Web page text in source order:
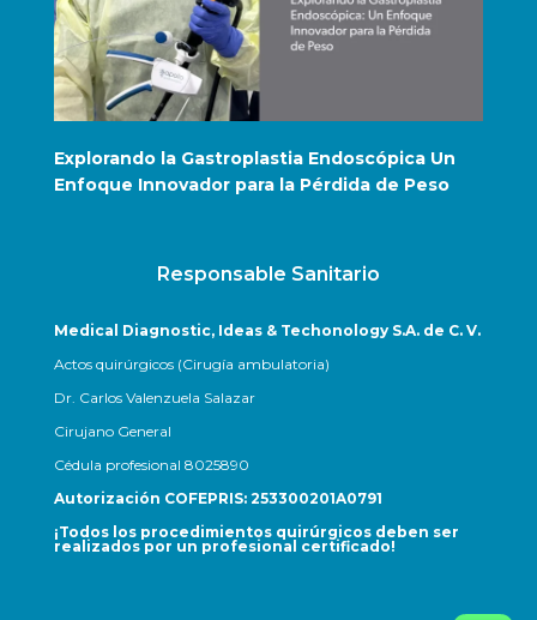
Explorando la Gastroplastia Endoscópica Un
Enfoque Innovador para la Pérdida de Peso
Responsable Sanitario
Medical Diagnostic, Ideas & Techonology S.A. de C. V.
Actos quirúrgicos (Cirugía ambulatoria)
Dr. Carlos Valenzuela Salazar
Cirujano General
Cédula profesional 8025890
Autorización COFEPRIS: 253300201A0791
¡Todos los procedimientos quirúrgicos deben ser
realizados por un profesional certificado!